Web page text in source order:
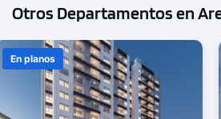
Otros Departamentos en
En planos